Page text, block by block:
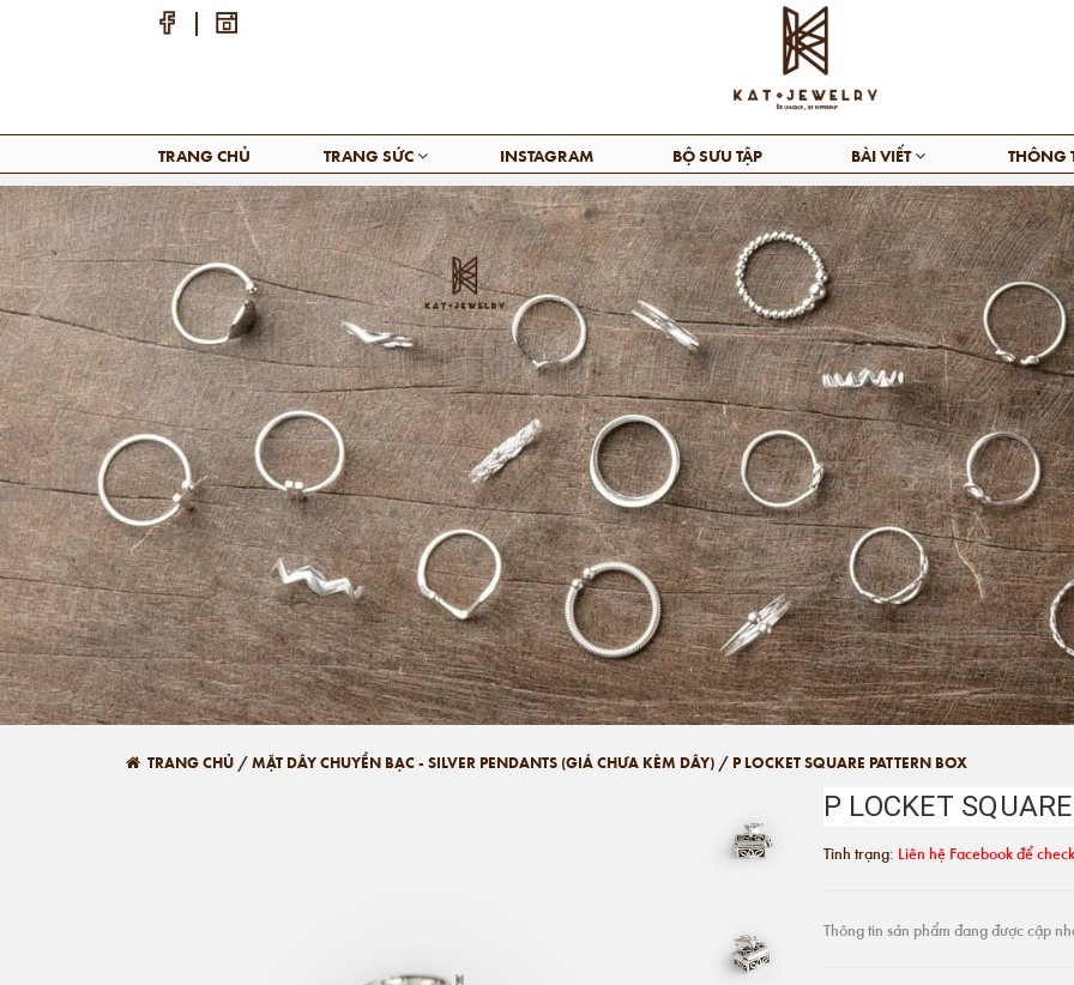
TRANG CHỦ TRANG SỨC INSTAGRAM BỘ SƯU TẬP BÀI VIẾT THÔNG
TRANG CHỦ /MẶT DÂY CHUYỀN BẠC - SILVER PENDANTS (GIÁ CHƯA KÈM DÂY) / P LOCKET SQUARE PATTERN BOX
P LOCKET
Tình trạng: Liên hệ Facebook để
Thông tin sản phẩm đang được cập